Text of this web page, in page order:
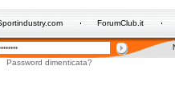
ForumClub.it
Password dimenticata?